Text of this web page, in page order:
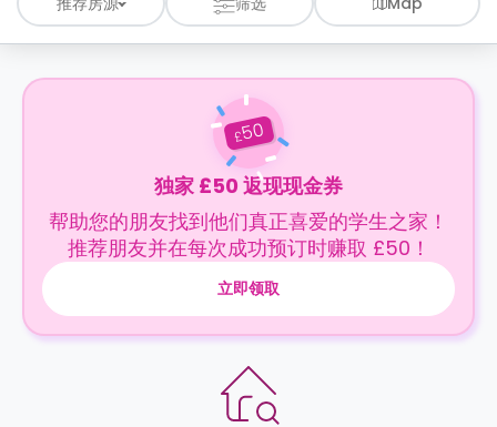
£50
独家 £50 返现现金券
帮助您的朋友找到他们真正喜爱的学生之家！
推荐朋友并在每次成功预订时赚取 £50！
立即领取